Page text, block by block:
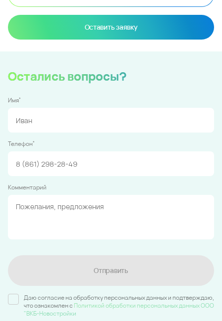
Оставить заявку
Остались вопросы?
Имя*
Телефон*
Комментарий
Отправить
Даю согласие на обработку персональных данных и подтверждаю,
что ознакомлен c Политикой обработки персональных данных ООО
"ВКБ-Новостройки